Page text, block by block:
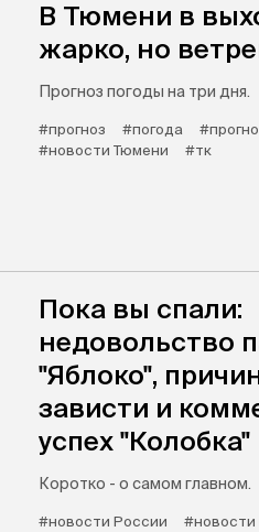
В Тюмени в
жарко, но
Прогноз погоды на три дня.
#прогноз #погода
#новости Тюмени
#тк
Пока вы спали:
недовольство
"Яблоко",
зависти и
успех "Колобка"
Коротко - о самом главном.
#новости России #новости